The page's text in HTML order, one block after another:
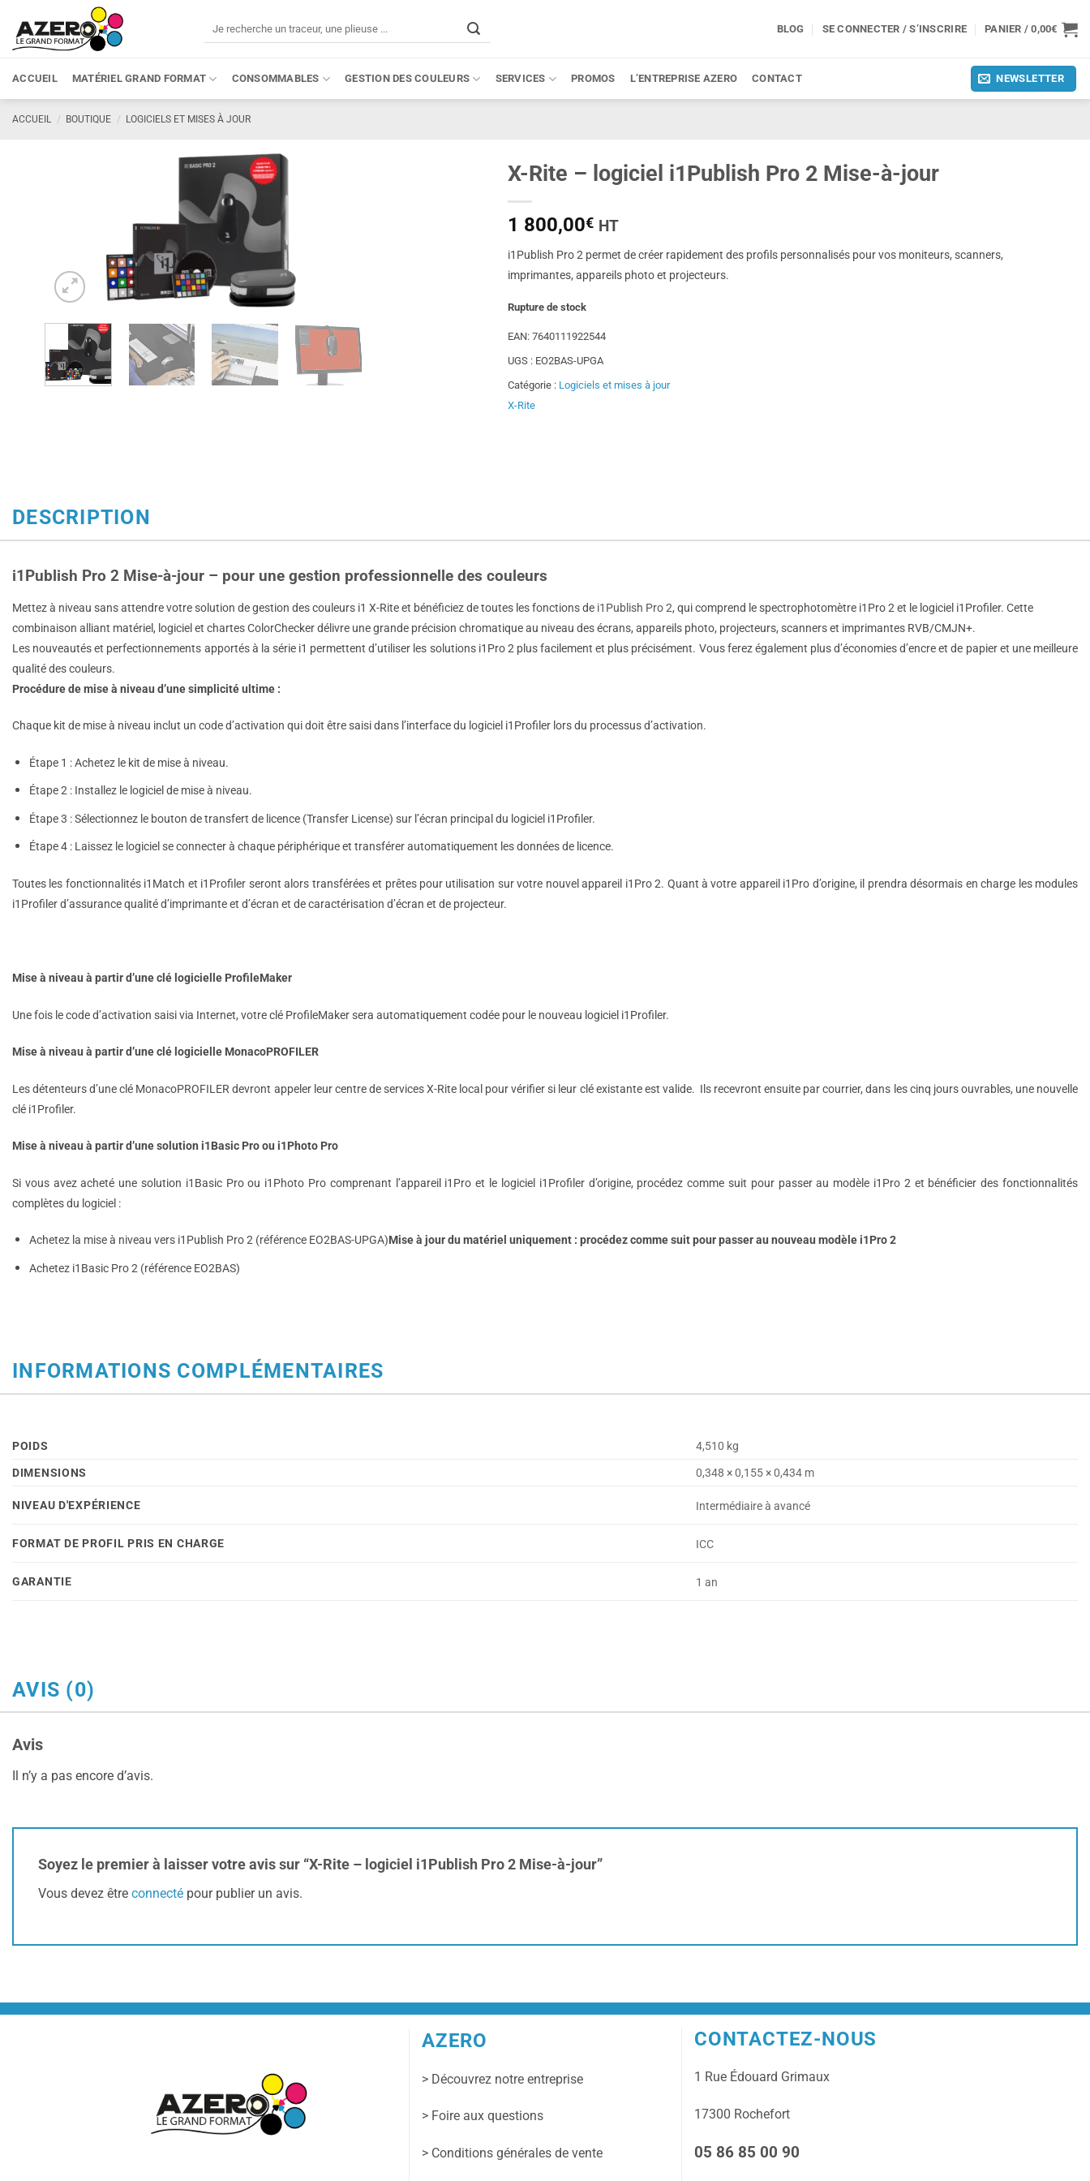
contenu
BLOG SE CONNECTER / S’INSCRIRE PANIER /0,00€
ACCUEIL MATÉRIEL GRAND FORMAT CONSOMMABLES GESTION DES COULEURS SERVICES PROMOS L’ENTREPRISE AZERO CONTACT NEWSLETTER
ACCUEIL / BOUTIQUE / LOGICIELS ET MISES À JOUR
X-Rite – logiciel i1Publish Pro 2 Mise-à-jour
1 800,00€ HT
i1Publish Pro 2 permet de créer rapidement des profils personnalisés pour vos moniteurs, scanners,
imprimantes, appareils photo et projecteurs.
Rupture de stock
EAN:7640111922544
UGS : EO2BAS-UPGA
Catégorie : Logiciels et mises à jour
X-Rite
DESCRIPTION
i1Publish Pro 2 Mise-à-jour – pour une gestion professionnelle des couleurs
Mettez à niveau sans attendre votre solution de gestion des couleurs i1 X-Rite et bénéficiez de toutes les fonctions de i1Publish Pro 2, qui comprend le spectrophotomètre i1Pro 2 et le logiciel i1Profiler. Cette
combinaison alliant matériel, logiciel et chartes ColorChecker délivre une grande précision chromatique au niveau des écrans, appareils photo, projecteurs, scanners et imprimantes RVB/CMJN+.
Les nouveautés et perfectionnements apportés à la série i1 permettent d’utiliser les solutions i1Pro 2 plus facilement et plus précisément. Vous ferez également plus d’économies d’encre et de papier et une meilleure
qualité des couleurs.
Procédure de mise à niveau d’une simplicité ultime :
Chaque kit de mise à niveau inclut un code d’activation qui doit être saisi dans l’interface du logiciel i1Profiler lors du processus d’activation.
Étape 1 : Achetez le kit de mise à niveau.
Étape 2 : Installez le logiciel de mise à niveau.
Étape 3 : Sélectionnez le bouton de transfert de licence (Transfer License) sur l’écran principal du logiciel i1Profiler.
Étape 4 : Laissez le logiciel se connecter à chaque périphérique et transférer automatiquement les données de licence.
Toutes les fonctionnalités i1Match et i1Profiler seront alors transférées et prêtes pour utilisation sur votre nouvel appareil i1Pro 2. Quant à votre appareil i1Pro d’origine, il prendra désormais en charge les modules
i1Profiler d’assurance qualité d’imprimante et d’écran et de caractérisation d’écran et de projecteur.
Mise à niveau à partir d’une clé logicielle ProfileMaker
Une fois le code d’activation saisi via Internet, votre clé ProfileMaker sera automatiquement codée pour le nouveau logiciel i1Profiler.
Mise à niveau à partir d’une clé logicielle MonacoPROFILER
Les détenteurs d’une clé MonacoPROFILER devront appeler leur centre de services X-Rite local pour vérifier si leur clé existante est valide. Ils recevront ensuite par courrier, dans les cinq jours ouvrables, une nouvelle
clé i1Profiler.
Mise à niveau à partir d’une solution i1Basic Pro ou i1Photo Pro
Si vous avez acheté une solution i1Basic Pro ou i1Photo Pro comprenant l’appareil i1Pro et le logiciel i1Profiler d’origine, procédez comme suit pour passer au modèle i1Pro 2 et bénéficier des fonctionnalités
complètes du logiciel :
Achetez la mise à niveau vers i1Publish Pro 2 (référence EO2BAS-UPGA)Mise à jour du matériel uniquement : procédez comme suit pour passer au nouveau modèle i1Pro 2
Achetez i1Basic Pro 2 (référence EO2BAS)
INFORMATIONS COMPLÉMENTAIRES
POIDS 4,510 kg
DIMENSIONS 0,348 × 0,155 × 0,434 m
NIVEAU D'EXPÉRIENCE Intermédiaire à avancé
FORMAT DE PROFIL PRIS EN CHARGE ICC
GARANTIE 1 an
AVIS (0)
Avis
Il n’y a pas encore d’avis.
Soyez le premier à laisser votre avis sur “X-Rite – logiciel i1Publish Pro 2 Mise-à-jour”
Vous devez être connecté pour publier un avis.
AZERO
> Découvrez notre entreprise
> Foire aux questions
> Conditions générales de vente
CONTACTEZ-NOUS
1 Rue Édouard Grimaux
17300 Rochefort
05 86 85 00 90